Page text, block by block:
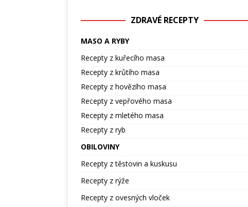
ZDRAVÉ RECEPTY
MASO A RYBY
Recepty z kuřecího masa
Recepty z krůtího masa
Recepty z hovězího masa
Recepty z vepřového masa
Recepty z mletého masa
Recepty z ryb
OBILOVINY
Recepty z těstovin a kuskusu
Recepty z rýže
Recepty z ovesných vloček